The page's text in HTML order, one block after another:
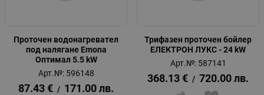
Проточен водонагревател
под налягане Emona
Оптимал 5.5 kW
Арт.№: 596148
87.43 € / 171.00 лв.
Трифазен проточен бойлер
ЕЛЕКТРОН ЛУКС - 24 kW
Арт.№: 587141
368.13 € / 720.00 лв.